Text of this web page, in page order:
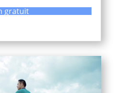
gratuit